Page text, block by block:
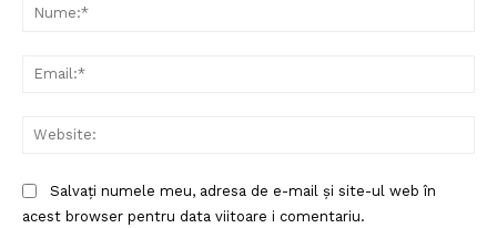
Salvați numele meu, adresa de e-mail și site-ul web în
acest browser pentru data viitoare i comentariu.